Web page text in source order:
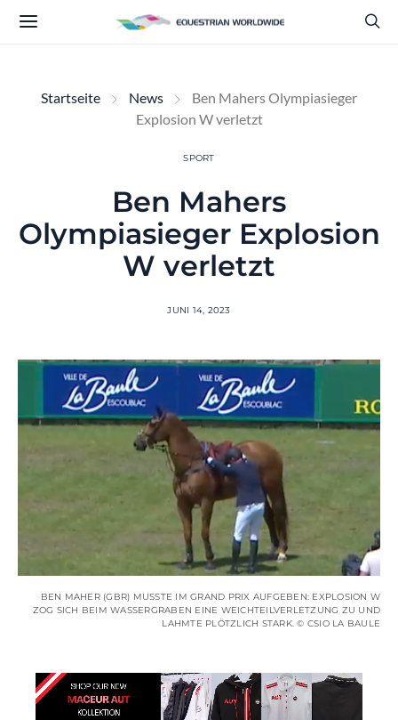
Startseite News
Ben Mahers Olympiasieger
Explosion W verletzt
SPORT
Ben Mahers
Olympiasieger Explosion
W verletzt
JUNI 14, 2023
BEN MAHER (GBR) MUSSTE IM GRAND PRIX AUFGEBEN: EXPLOSION W
ZOG SICH BEIM WASSERGRABEN EINE WEICHTEILVERLETZUNG ZU UND
LAHMTE PLÖTZLICH STARK. © CSIO LA BAULE